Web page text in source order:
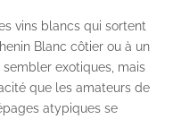
vins blancs qui sortent
Blanc côtier ou à un
exotiques, mais
que les amateurs de
atypiques se